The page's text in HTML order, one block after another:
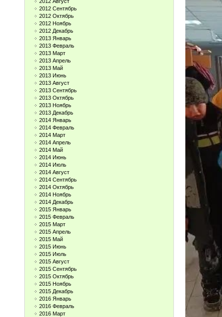
2012 Сентябрь
2012 Октябрь
2012 Ноябрь
2012 Декабрь
2013 Январь
2013 Февраль
2013 Март
2013 Апрель
2013 Май
2013 Июнь
2013 Август
2013 Сентябрь
2013 Октябрь
2013 Ноябрь
2013 Декабрь
2014 Январь
2014 Февраль
2014 Март
2014 Апрель
2014 Май
2014 Июнь
2014 Июль
2014 Август
2014 Сентябрь
2014 Октябрь
2014 Ноябрь
2014 Декабрь
2015 Январь
2015 Февраль
2015 Март
2015 Апрель
2015 Май
2015 Июнь
2015 Июль
2015 Август
2015 Сентябрь
2015 Октябрь
2015 Ноябрь
2015 Декабрь
2016 Январь
2016 Февраль
2016 Март